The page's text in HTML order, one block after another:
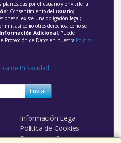
planteadas por el usuario y enviarle la
: Consentimiento del usuario;
si existe una obligación legal;
así como otros derechos, como se
Información Adicional: Puede
Protección de Datos en nuestra Política
de Privacidad.
Enviar
Información Legal
Política de Cookies
Formas de Pago